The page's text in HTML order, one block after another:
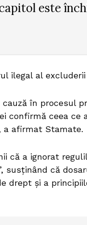
este
ilegal al
în procesul
confirmă ceea ce
a afirmat Stamate.
că a ignorat
susținând că
drept și a